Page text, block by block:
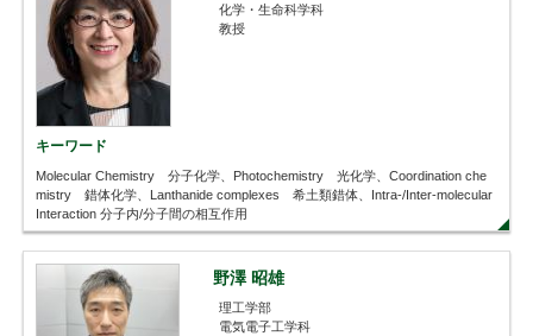
化学・生命科学科
教授
キーワード
Molecular Chemistry 分子化学、Photochemistry 光化学、Coordination che
mistry 錯体化学、Lanthanide complexes 希土類錯体、Intra-/Inter-molecular
Interaction 分子内/分子間の相互作用
野澤 昭雄
理工学部
電気電子工学科